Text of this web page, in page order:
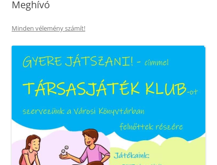
Meghívó
Minden vélemény számít!